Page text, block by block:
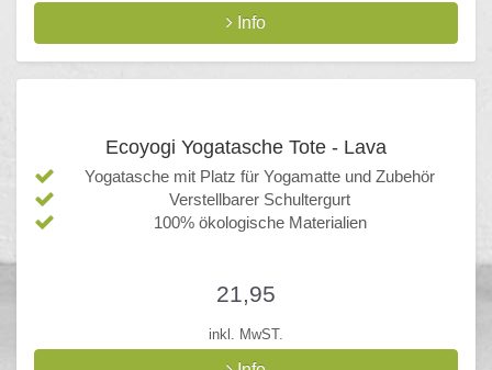
Info
Ecoyogi Yogatasche Tote - Lava
Yogatasche mit Platz für Yogamatte und Zubehör
Verstellbarer Schultergurt
100% ökologische Materialien
21,95
inkl. MwST.